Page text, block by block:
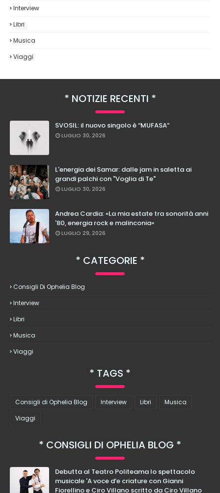
Interview
Libri
Musica
Viaggi
NOTIZIE RECENTI
SVOSIL: il nuovo singolo è “MUFASA”
LUGLIO 30, 2026
L'energia dei Samar: dalle jam in saletta ai
grandi palchi con "Voglia di Te"
LUGLIO 30, 2026
Andrea Cardia: «La mia estate tra sonorità anni
'80, energia rock e malinconia»
LUGLIO 29, 2026
CATEGORIE
Consigli Di Ophelia Blog
Interview
Libri
Musica
Viaggi
TAGS
Consigli di Ophelia Blog Interview Libri
Musica
Viaggi
CONSIGLI DI OPHELIA BLOG
Debutta al Teatro Politeama lo spettacolo
musicale 'A voce d’e criature con Gianni
Fiorellino e Ciro Villano scritto da Ciro Villano